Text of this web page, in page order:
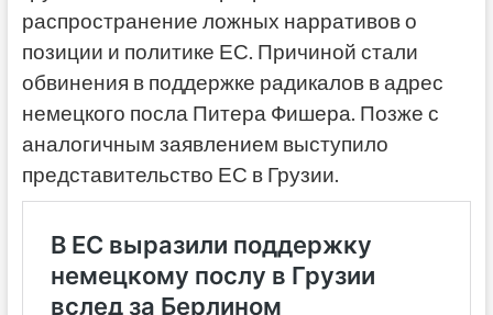
распространение ложных нарративов о
позиции и политике ЕС. Причиной стали
обвинения в поддержке радикалов в адрес
немецкого посла Питера Фишера. Позже с
аналогичным заявлением выступило
представительство ЕС в Грузии.